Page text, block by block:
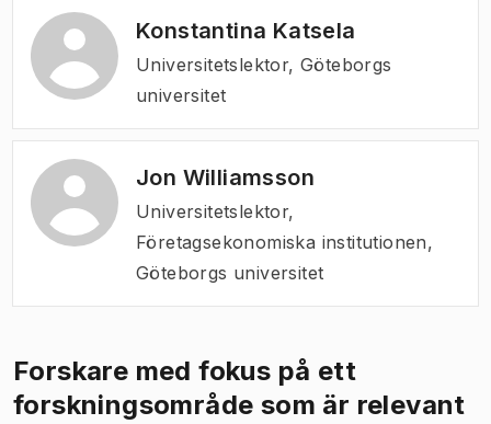
Konstantina Katsela
Universitetslektor, Göteborgs
universitet
Jon Williamsson
Universitetslektor,
Företagsekonomiska institutionen,
Göteborgs universitet
Forskare med fokus på ett
forskningsområde som är relevant